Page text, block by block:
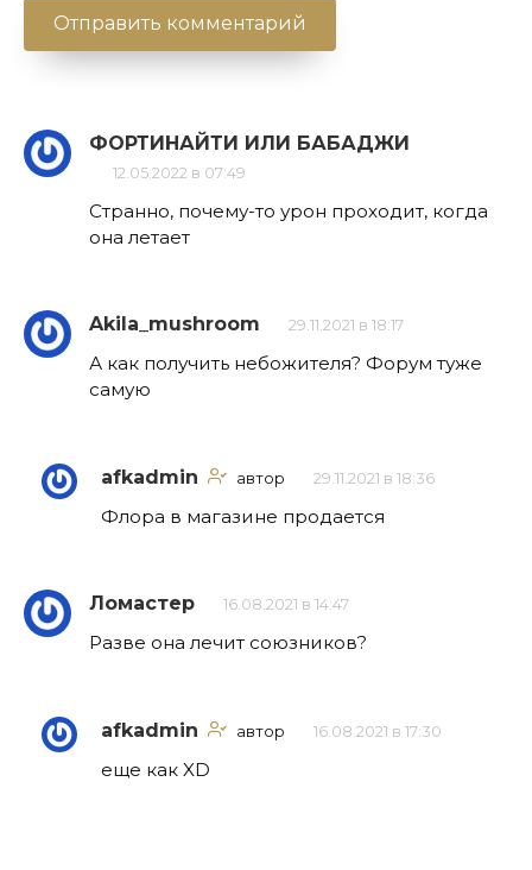
ФОРТИНАЙТИ ИЛИ БАБАДЖИ
12.05.2022 в 07:49
Странно, почему-то урон проходит, когда
она летает
Akila_mushroom 29.11.2021 в 18:17
А как получить небожителя? Форум туже
самую
afkadmin автор 29.11.2021 в 18:36
Флора в магазине продается
Ломастер 16.08.2021 в 14:47
Разве она лечит союзников?
afkadmin автор 16.08.2021 в 17:30
еще как XD